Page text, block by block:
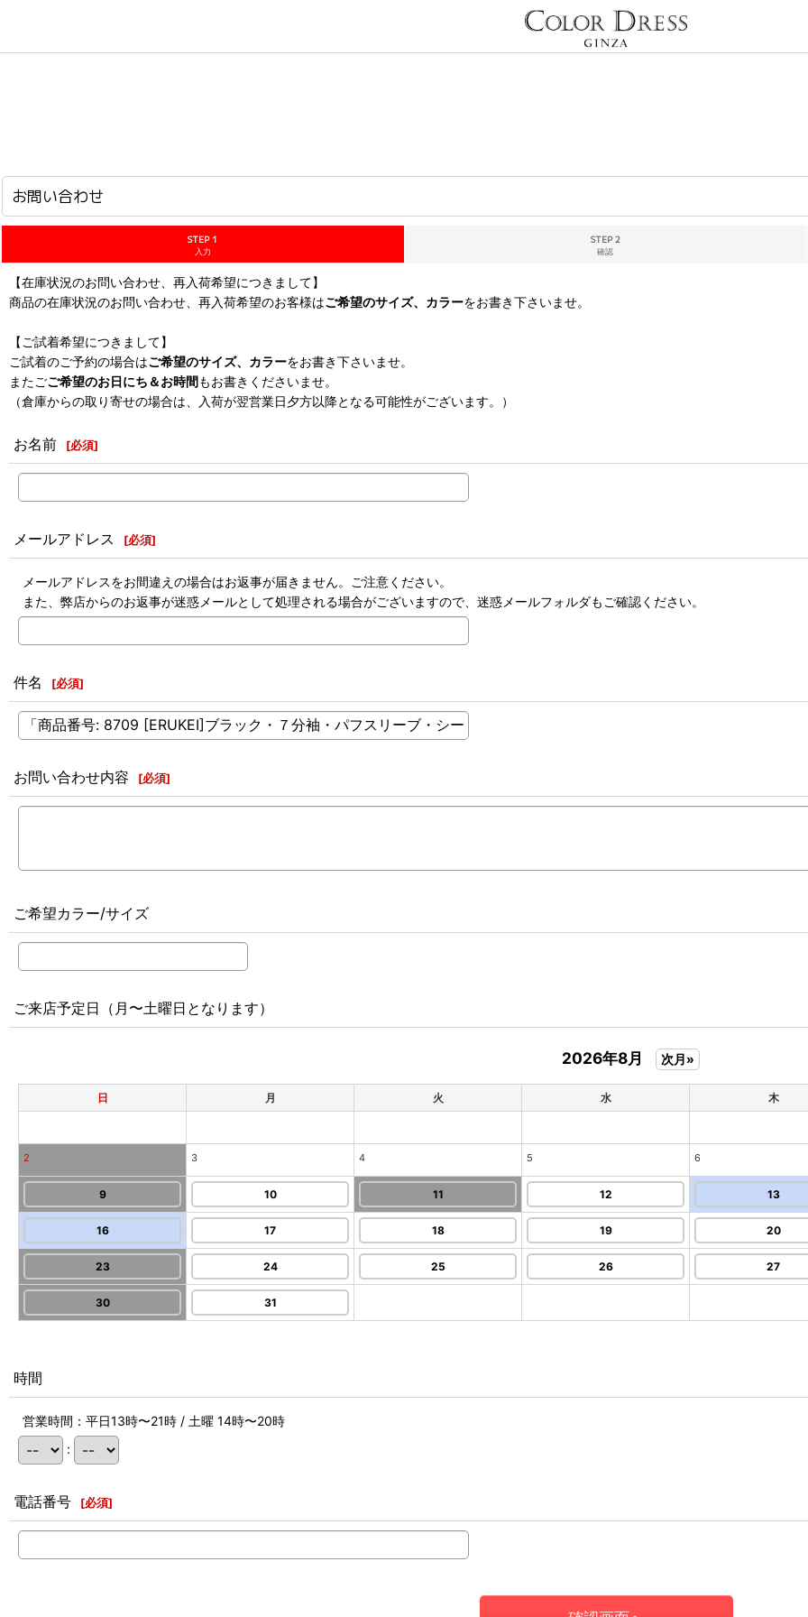
お問い合わせ
STEP 1
入力
STEP 2
確認
【在庫状況のお問い合わせ、再入荷希望につきまして】
商品の在庫状況のお問い合わせ、再入荷希望のお客様はご希望のサイズ、カラーをお書き下さいませ。
【ご試着希望につきまして】
ご試着のご予約の場合はご希望のサイズ、カラーをお書き下さいませ。
またごご希望のお日にち＆お時間もお書きくださいませ。
（倉庫からの取り寄せの場合は、入荷が翌営業日夕方以降となる可能性がございます。）
お名前 [必須]
メールアドレス [必須]
メールアドレスをお間違えの場合はお返事が届きません。ご注意ください。
また、弊店からのお返事が迷惑メールとして処理される場合がございますので、迷惑メールフォルダもご確認ください。
件名 [必須]
お問い合わせ内容 [必須]
ご希望カラー/サイズ
ご来店予定日（月〜土曜日となります）
2026年8月 次月»
日 月 火 水 木
2 3 4 5 6
9 10 11 12 13
16 17 18 19 20
23 24 25 26 27
30 31
時間
営業時間：平日13時〜21時 / 土曜 14時〜20時
:
電話番号 [必須]